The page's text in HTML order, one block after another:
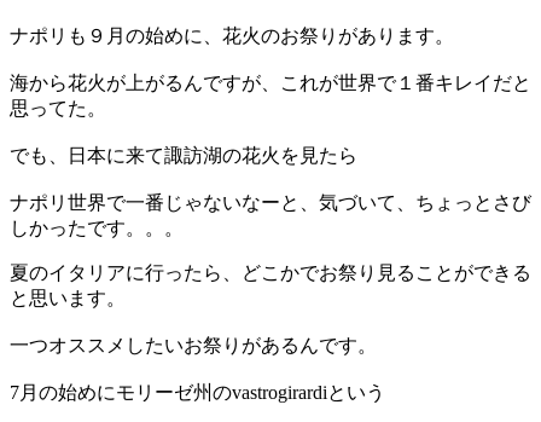
ナポリも９月の始めに、花火のお祭りがあります。
海から花火が上がるんですが、これが世界で１番キレイだと
思ってた。
でも、日本に来て諏訪湖の花火を見たら
ナポリ世界で一番じゃないなーと、気づいて、ちょっとさび
しかったです。。。
夏のイタリアに行ったら、どこかでお祭り見ることができる
と思います。
一つオススメしたいお祭りがあるんです。
7月の始めにモリーゼ州のvastrogirardiという